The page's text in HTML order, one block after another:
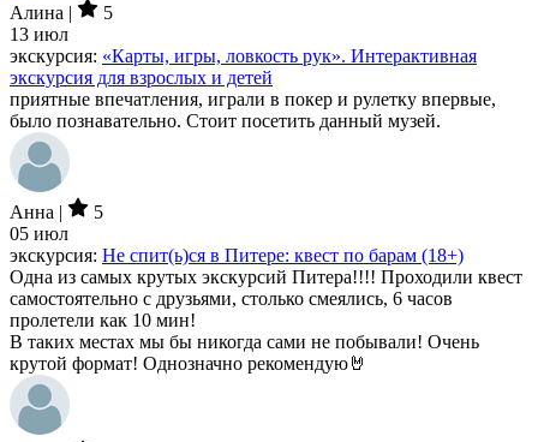
Алина |
5
13 июл
экскурсия: «Карты, игры, ловкость рук». Интерактивная
экскурсия для взрослых и детей
приятные впечатления, играли в покер и рулетку впервые,
было познавательно. Стоит посетить данный музей.
Анна |
5
05 июл
экскурсия: Не спит(ь)ся в Питере: квест по барам (18+)
Одна из самых крутых экскурсий Питера!!!! Проходили квест
самостоятельно с друзьями, столько смеялись, 6 часов
пролетели как 10 мин!
В таких местах мы бы никогда сами не побывали! Очень
крутой формат! Однозначно рекомендую🤘